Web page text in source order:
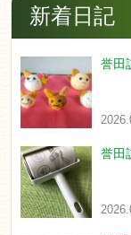
新着日記
誉田
誉田